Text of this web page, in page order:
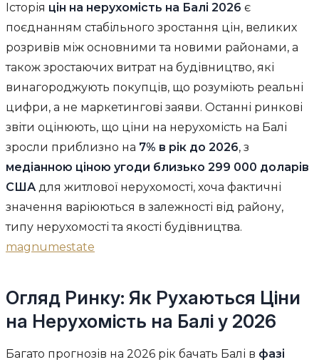
Історія цін на нерухомість на Балі 2026 є
поєднанням стабільного зростання цін, великих
розривів між основними та новими районами, а
також зростаючих витрат на будівництво, які
винагороджують покупців, що розуміють реальні
цифри, а не маркетингові заяви. Останні ринкові
звіти оцінюють, що ціни на нерухомість на Балі
зросли приблизно на 7% в рік до 2026, з
медіанною ціною угоди близько 299 000 доларів
США для житлової нерухомості, хоча фактичні
значення варіюються в залежності від району,
типу нерухомості та якості будівництва.
magnumestate
Огляд Ринку: Як Рухаються Ціни
на Нерухомість на Балі у 2026
Багато прогнозів на 2026 рік бачать Балі в фазі